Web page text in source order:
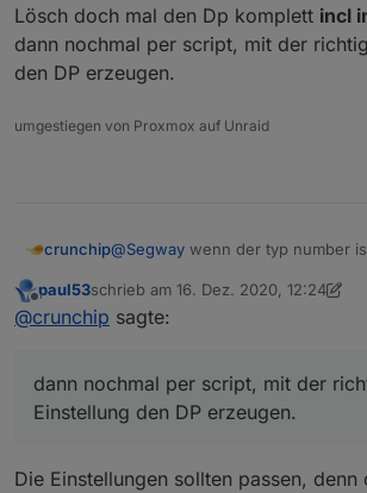
Lösch doch mal den Dp komplett incl
dann nochmal per script, mit der
den DP erzeugen.
umgestiegen von Proxmox auf Unraid
crunchip@Segway wenn der typ number
funktionierte, weil du es zuvor
hattest im Script.
paul53schrieb am 16. Dez. 2020, 12:24
zuletzt editiert von paul53
@crunchip sagte:
dann nochmal per script, mit der
Einstellung den DP erzeugen.
Die Einstellungen sollten passen,